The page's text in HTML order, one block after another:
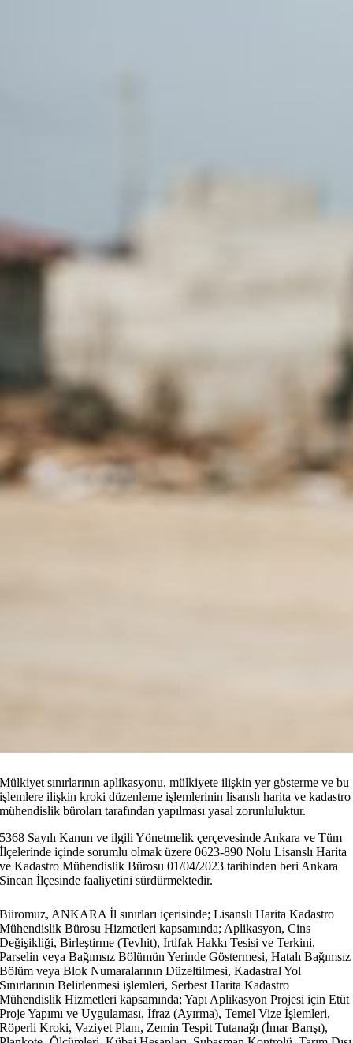
Mülkiyet sınırlarının aplikasyonu, mülkiyete ilişkin yer gösterme ve bu
işlemlere ilişkin kroki düzenleme işlemlerinin lisanslı harita ve kadastro
mühendislik büroları tarafından yapılması yasal zorunluluktur.
5368 Sayılı Kanun ve ilgili Yönetmelik çerçevesinde Ankara ve Tüm
İlçelerinde içinde sorumlu olmak üzere 0623-890 Nolu Lisanslı Harita
ve Kadastro Mühendislik Bürosu 01/04/2023 tarihinden beri Ankara
Sincan İlçesinde faaliyetini sürdürmektedir.
Büromuz, ANKARA İl sınırları içerisinde; Lisanslı Harita Kadastro
Mühendislik Bürosu Hizmetleri kapsamında; Aplikasyon, Cins
Değişikliği, Birleştirme (Tevhit), İrtifak Hakkı Tesisi ve Terkini,
Parselin veya Bağımsız Bölümün Yerinde Göstermesi, Hatalı Bağımsız
Bölüm veya Blok Numaralarının Düzeltilmesi, Kadastral Yol
Sınırlarının Belirlenmesi işlemleri, Serbest Harita Kadastro
Mühendislik Hizmetleri kapsamında; Yapı Aplikasyon Projesi için Etüt
Proje Yapımı ve Uygulaması, İfraz (Ayırma), Temel Vize İşlemleri,
Röperli Kroki, Vaziyet Planı, Zemin Tespit Tutanağı (İmar Barışı),